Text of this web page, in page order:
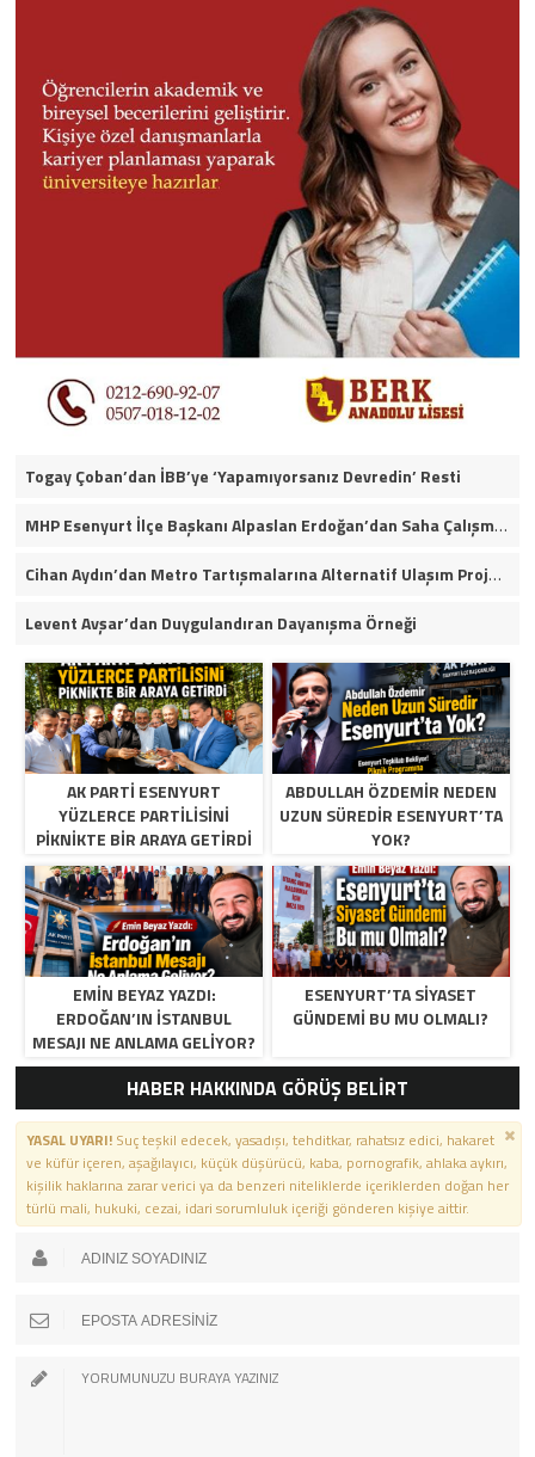
Togay Çoban’dan İBB’ye ‘Yapamıyorsanız Devredin’ Resti
MHP Esenyurt İlçe Başkanı Alpaslan Erdoğan’dan Saha Çalışmaları ve Yerel Gündeme İlişkin Açıklamalar
Cihan Aydın’dan Metro Tartışmalarına Alternatif Ulaşım Projesi
Levent Avşar’dan Duygulandıran Dayanışma Örneği
AK PARTI ESENYURT
YÜZLERCE PARTILISINI
PIKNIKTE BIR ARAYA GETIRDI
ABDULLAH ÖZDEMIR NEDEN
UZUN SÜREDIR ESENYURT’TA
YOK?
EMIN BEYAZ YAZDI:
ERDOĞAN’IN İSTANBUL
MESAJI NE ANLAMA GELIYOR?
ESENYURT’TA SIYASET
GÜNDEMI BU MU OLMALI?
HABER HAKKINDA GÖRÜŞ BELİRT
YASAL UYARI! Suç teşkil edecek, yasadışı, tehditkar, rahatsız edici, hakaret
ve küfür içeren, aşağılayıcı, küçük düşürücü, kaba, pornografik, ahlaka aykırı,
kişilik haklarına zarar verici ya da benzeri niteliklerde içeriklerden doğan her
türlü mali, hukuki, cezai, idari sorumluluk içeriği gönderen kişiye aittir.